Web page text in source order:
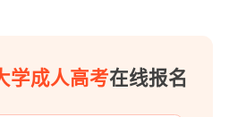
学成人高考在线报名